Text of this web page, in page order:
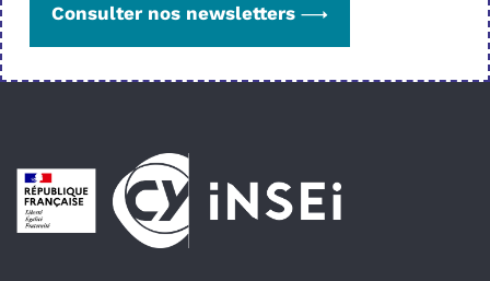
Consulter nos newsletters
Pied de page